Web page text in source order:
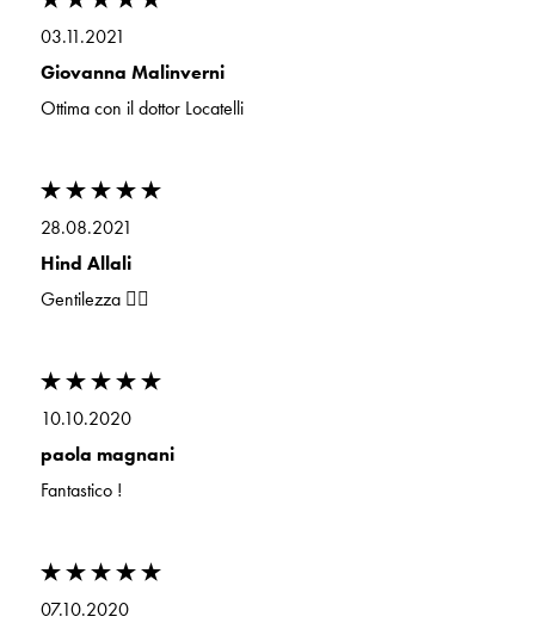
03.11.2021
Giovanna Malinverni
Ottima con il dottor Locatelli
28.08.2021
Hind Allali
Gentilezza 👍🏻
10.10.2020
paola magnani
Fantastico !
07.10.2020